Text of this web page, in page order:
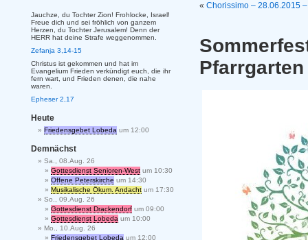
« Chorissimo – 28.06.2015
Pfarrgarten
Jauchze, du Tochter Zion! Frohlocke, Israel!
Freue dich und sei fröhlich von ganzem
Herzen, du Tochter Jerusalem! Denn der
HERR hat deine Strafe weggenommen.
Zefanja 3,14-15
Christus ist gekommen und hat im
Evangelium Frieden verkündigt euch, die ihr
fern wart, und Frieden denen, die nahe
waren.
Epheser 2,17
Heute
Friedensgebet Lobeda um 12:00
Demnächst
Sa., 08.Aug. 26
Gottesdienst Senioren-West um 10:30
Offene Peterskirche um 14:30
Musikalische Ökum. Andacht um 17:30
So., 09.Aug. 26
Gottesdienst Drackendorf um 09:00
Gottesdienst Lobeda um 10:00
Mo., 10.Aug. 26
Friedensgebet Lobeda um 12:00